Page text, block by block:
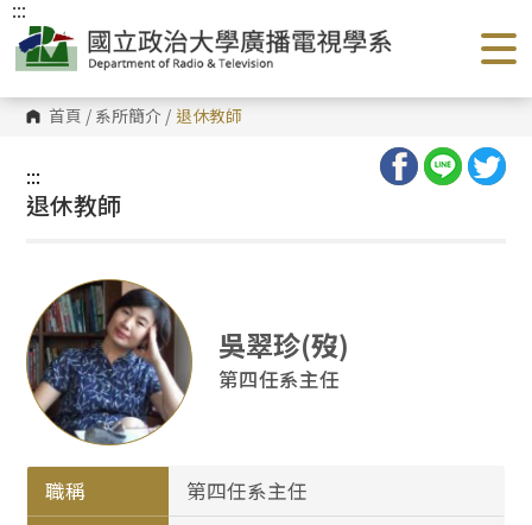
跳
到
主
要
內
容
區 首頁 / 系所簡介 / 退休教師
:::
:::
退休教師
吳翠珍(歿)
第四任系主任
職稱
第四任系主任